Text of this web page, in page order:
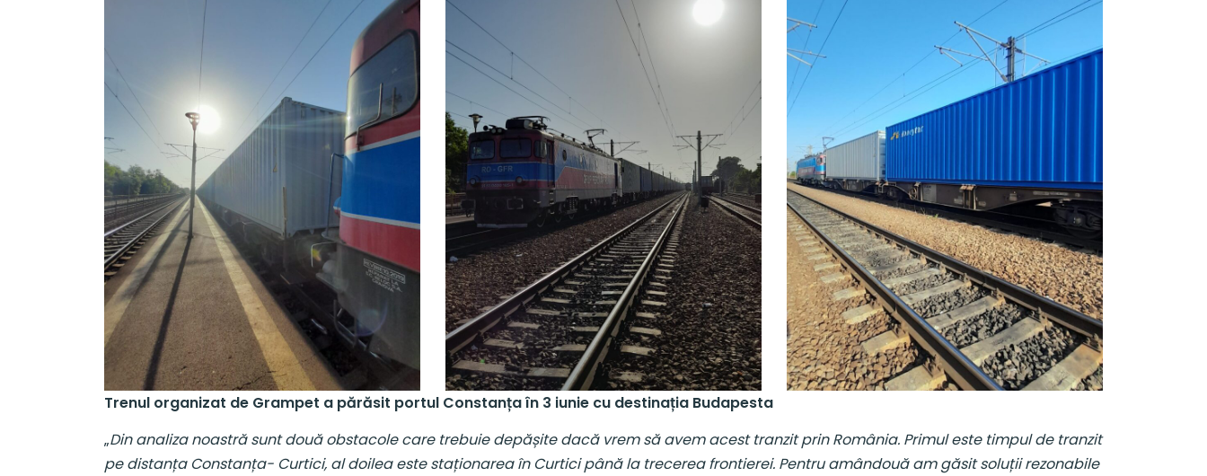
Trenul organizat de Grampet a părăsit portul Constanța în 3 iunie cu destinația Budapesta
„Din analiza noastră sunt două obstacole care trebuie depășite dacă vrem să avem acest tranzit prin România. Primul este timpul de tranzit
pe distanța Constanța- Curtici, al doilea este staționarea în Curtici până la trecerea frontierei. Pentru amândouă am găsit soluții rezonabile